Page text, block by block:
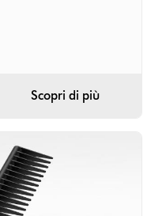
Scopri di più